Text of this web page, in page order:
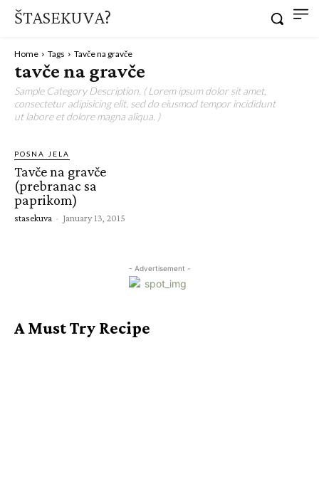
ŠTASEKUVA?
Home Tags Tavče na gravče
tavče na gravče
Sample Category Description. ( Lorem ipsum dolor sit amet,
consectetur adipisicing elit, sed do eiusmod tempor incididunt
ut labore et dolore magna aliqua. )
POSNA JELA
Tavče na gravče
(prebranac sa
paprikom)
stasekuva - January 13, 2015
- Advertisement -
A Must Try Recipe